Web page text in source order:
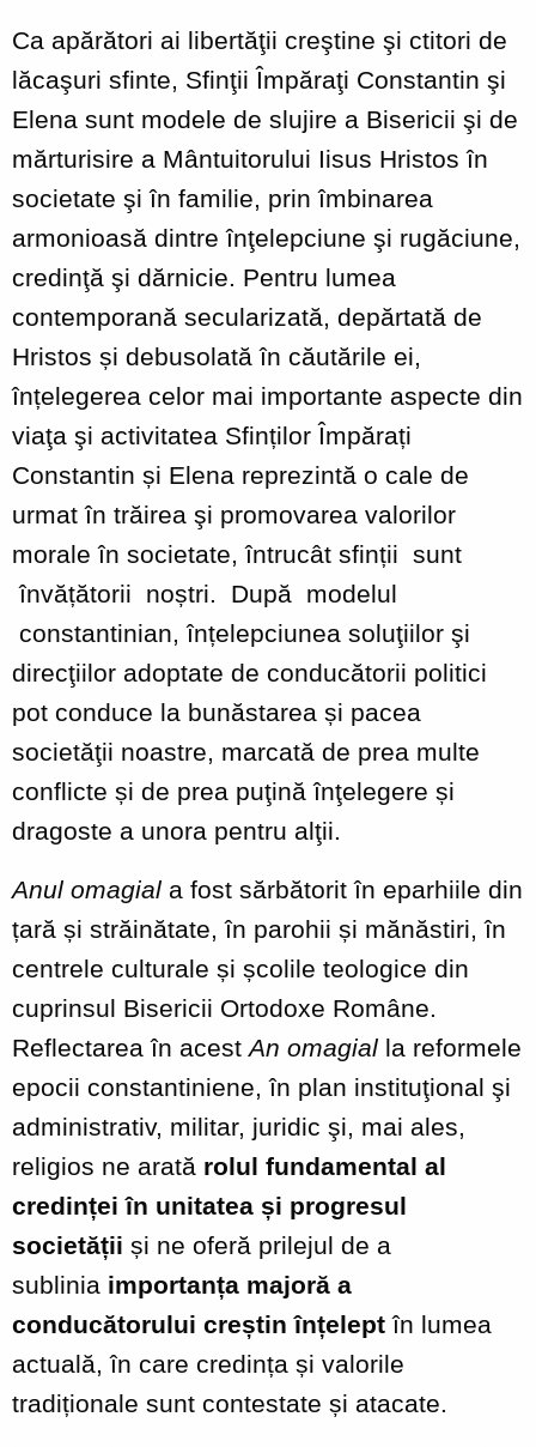
Ca apărători ai libertăţii creştine şi ctitori de
lăcaşuri sfinte, Sfinţii Împăraţi Constantin şi
Elena sunt modele de slujire a Bisericii şi de
mărturisire a Mântuitorului Iisus Hristos în
societate şi în familie, prin îmbinarea
armonioasă dintre înţelepciune şi rugăciune,
credinţă şi dărnicie. Pentru lumea
contemporană secularizată, depărtată de
Hristos și debusolată în căutările ei,
înțelegerea celor mai importante aspecte din
viaţa şi activitatea Sfinților Împărați
Constantin și Elena reprezintă o cale de
urmat în trăirea şi promovarea valorilor
morale în societate, întrucât sfinții sunt
învățătorii noștri. După modelul
constantinian, înțelepciunea soluţiilor şi
direcţiilor adoptate de conducătorii politici
pot conduce la bunăstarea și pacea
societăţii noastre, marcată de prea multe
conflicte și de prea puţină înţelegere și
dragoste a unora pentru alţii.
Anul omagial a fost sărbătorit în eparhiile din
țară și străinătate, în parohii și mănăstiri, în
centrele culturale și școlile teologice din
cuprinsul Bisericii Ortodoxe Române.
Reflectarea în acestAn omagial la reformele
epocii constantiniene, în plan instituţional şi
administrativ, militar, juridic şi, mai ales,
religios ne arată rolul fundamental al
credinței în unitatea și progresul
societății și ne oferă prilejul de a
sublinia importanța majoră a
conducătorului creștin înțeleptîn lumea
actuală, în care credința și valorile
tradiționale sunt contestate și atacate.